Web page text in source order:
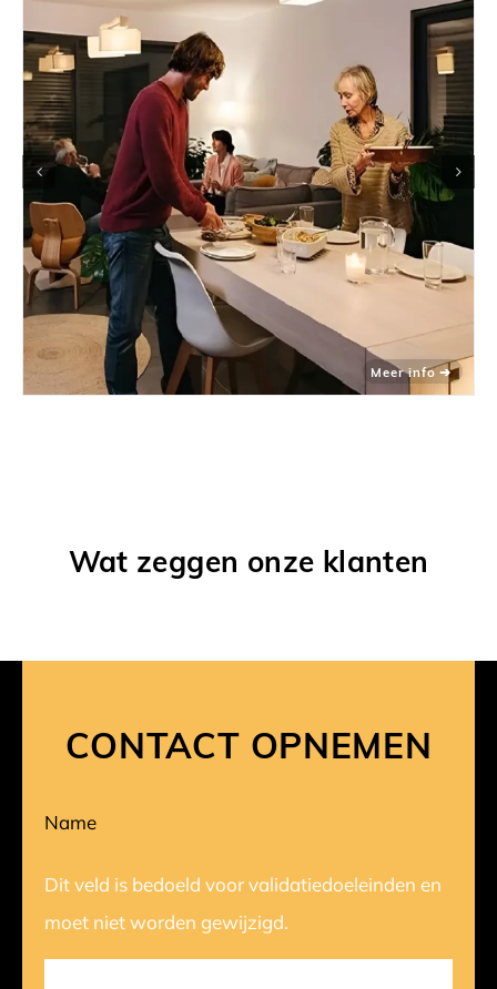
Wat zeggen onze klanten
CONTACT OPNEMEN
Name
Dit veld is bedoeld voor validatiedoeleinden en
moet niet worden gewijzigd.